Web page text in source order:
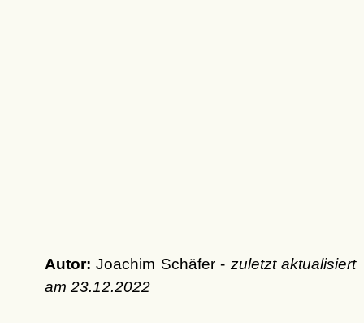
Autor: Joachim Schäfer - zuletzt aktualisiert
am 23.12.2022